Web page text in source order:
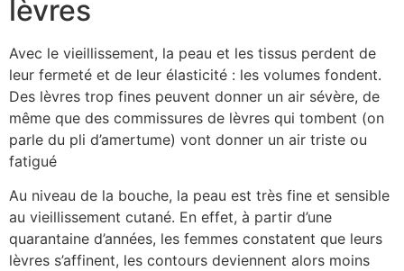
lèvres
Avec le vieillissement, la peau et les tissus perdent de
leur fermeté et de leur élasticité : les volumes fondent.
Des lèvres trop fines peuvent donner un air sévère, de
même que des commissures de lèvres qui tombent (on
parle du pli d’amertume) vont donner un air triste ou
fatigué
Au niveau de la bouche, la peau est très fine et sensible
au vieillissement cutané. En effet, à partir d’une
quarantaine d’années, les femmes constatent que leurs
lèvres s’affinent, les contours deviennent alors moins